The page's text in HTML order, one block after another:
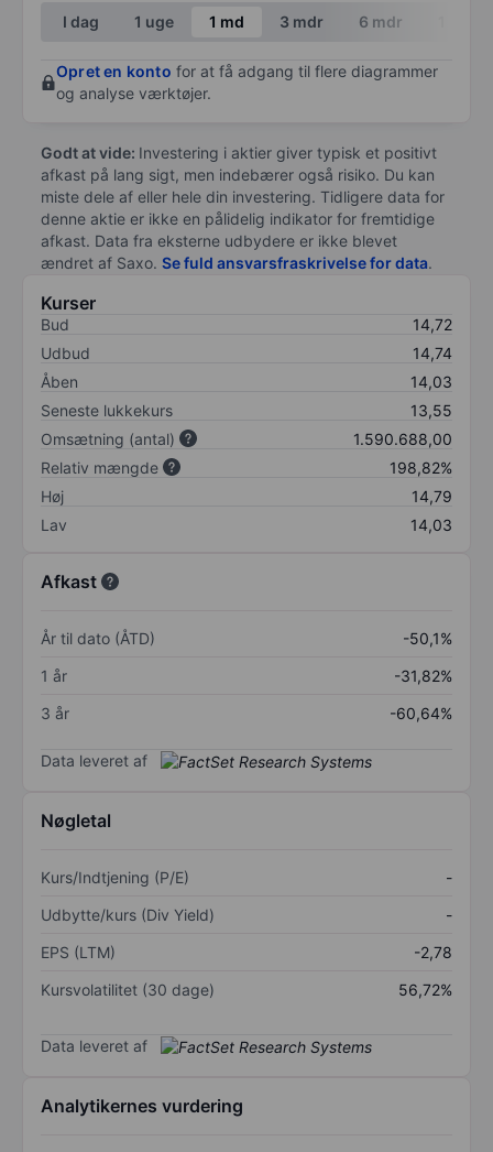
End of interactive chart.
I dag 1 uge 1 md 3 mdr 6 mdr
Opret en konto for at få adgang til flere diagrammer
og analyse værktøjer.
Godt at vide: Investering i aktier giver typisk et positivt
afkast på lang sigt, men indebærer også risiko. Du kan
miste dele af eller hele din investering. Tidligere data for
denne aktie er ikke en pålidelig indikator for fremtidige
afkast. Data fra eksterne udbydere er ikke blevet
ændret af Saxo. Se fuld ansvarsfraskrivelse for data.
Kurser
Bud
14,72
Udbud
14,74
Åben
14,03
Seneste lukkekurs
13,55
Omsætning (antal)
1.590.688,00
Relativ mængde
198,82%
Høj
14,79
Lav
14,03
Afkast
År til dato (ÅTD)
-50,1%
1 år
-31,82%
3 år
-60,64%
Data leveret af
Nøgletal
Kurs/Indtjening (P/E)
-
Udbytte/kurs (Div Yield)
-
EPS (LTM)
-2,78
Kursvolatilitet (30 dage)
56,72%
Data leveret af
Analytikernes vurdering